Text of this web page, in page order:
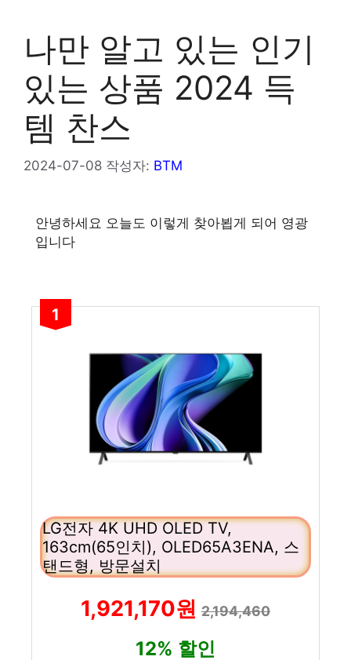
나만 알고 있는 인기
있는 상품 2024 득
템 찬스
2024-07-08 작성자: BTM
안녕하세요 오늘도 이렇게 찾아뵙게 되어 영광
입니다
1
LG전자 4K UHD OLED TV,
163cm(65인치), OLED65A3ENA, 스
탠드형, 방문설치
1,921,170원 2,194,460
12% 할인